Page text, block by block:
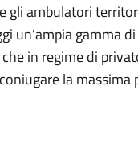
gli ambulatori
un’ampia gamma
in regime di
la